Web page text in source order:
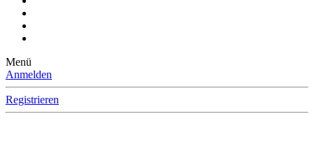
Menü
Anmelden
Registrieren